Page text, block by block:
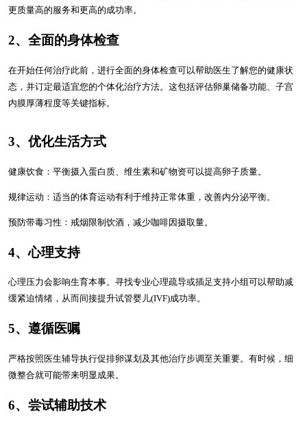
更质量高的服务和更高的成功率。
2、全面的身体检查
在开始任何治疗此前，进行全面的身体检查可以帮助医生了解您的健康状
态，并订定最适宜您的个体化治疗方法。这包括评估卵巢储备功能、子宫
内膜厚薄程度等关键指标。
3、优化生活方式
健康饮食：平衡摄入蛋白质、维生素和矿物资可以提高卵子质量。
规律运动：适当的体育运动有利于维持正常体重，改善内分泌平衡。
预防带毒习性：戒烟限制饮酒，减少咖啡因摄取量。
4、心理支持
心理压力会影响生育本事。寻找专业心理疏导或插足支持小组可以帮助减
缓紧迫情绪，从而间接提升试管婴儿(IVF)成功率。
5、遵循医嘱
严格按照医生辅导执行促排卵谋划及其他治疗步调至关重要。有时候，细
微整合就可能带来明显成果。
6、尝试辅助技术